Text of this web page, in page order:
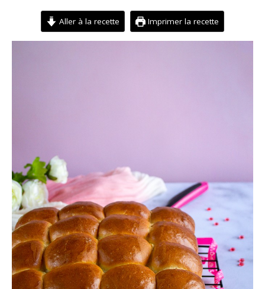
Aller à la recette Imprimer la recette